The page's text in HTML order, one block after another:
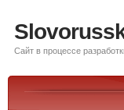
Сайт в процессе